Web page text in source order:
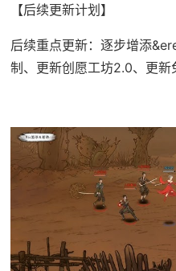
【后续更新计划】
后续重点更新：逐步增添
制、更新创愿工坊2.0、更新